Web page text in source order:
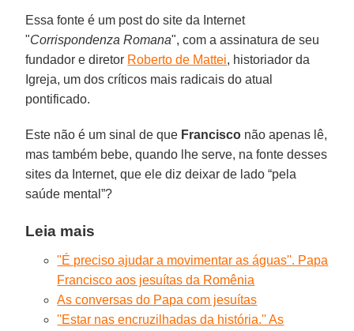
Essa fonte é um post do site da Internet
"Corrispondenza Romana", com a assinatura de seu
fundador e diretor Roberto de Mattei, historiador da
Igreja, um dos críticos mais radicais do atual
pontificado.
Este não é um sinal de que Francisco não apenas lê,
mas também bebe, quando lhe serve, na fonte desses
sites da Internet, que ele diz deixar de lado “pela
saúde mental”?
Leia mais
"É preciso ajudar a movimentar as águas''. Papa
Francisco aos jesuítas da Romênia
As conversas do Papa com jesuítas
''Estar nas encruzilhadas da história.'' As